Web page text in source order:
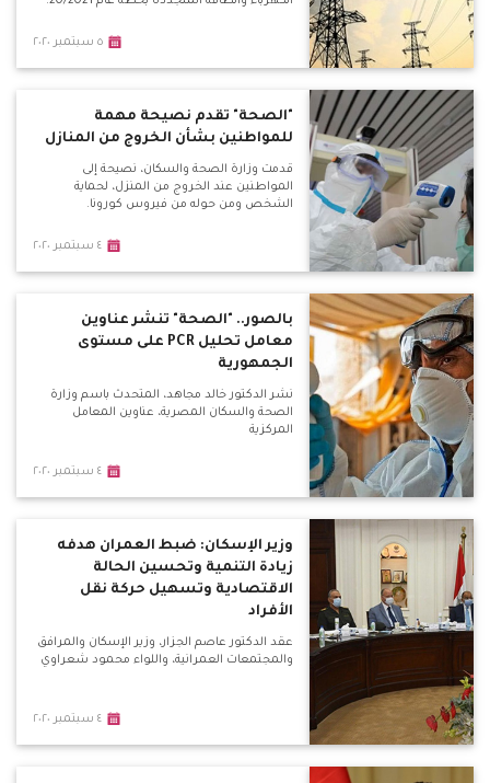
٥ سبتمبر ٢٠٢٠
"الصحة" تقدم نصيحة مهمة
للمواطنين بشأن الخروج من المنازل
قدمت وزارة الصحة والسكان، نصيحة إلى
المواطنين عند الخروج من المنزل، لحماية
الشخص ومن حوله من فيروس كورونا.
٤ سبتمبر ٢٠٢٠
بالصور.. "الصحة" تنشر عناوين
معامل تحليل PCR على مستوى
الجمهورية
نشر الدكتور خالد مجاهد، المتحدث باسم وزارة
الصحة والسكان المصرية، عناوين المعامل
المركزية
٤ سبتمبر ٢٠٢٠
وزير الإسكان: ضبط العمران هدفه
زيادة التنمية وتحسين الحالة
الاقتصادية وتسهيل حركة نقل
الأفراد
عقد الدكتور عاصم الجزار، وزير الإسكان والمرافق
والمجتمعات العمرانية، واللواء محمود شعراوي
٤ سبتمبر ٢٠٢٠